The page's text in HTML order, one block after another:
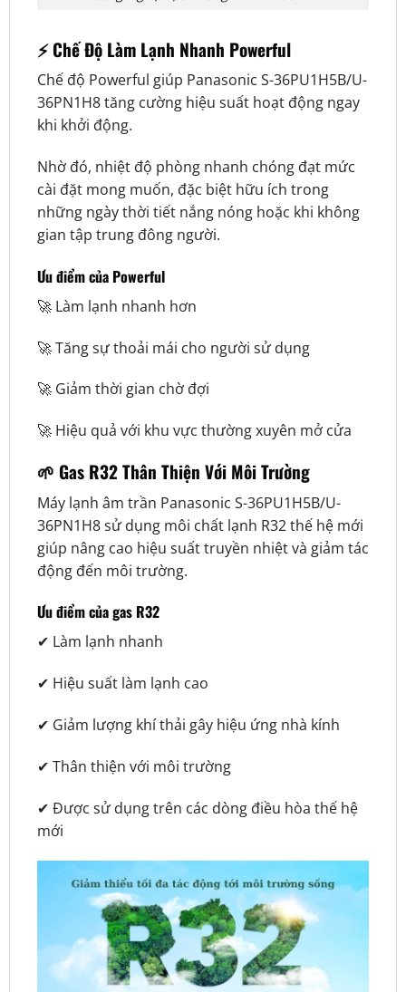
⚡ Chế Độ Làm Lạnh Nhanh Powerful
Chế độ Powerful giúp Panasonic S-36PU1H5B/U-
36PN1H8 tăng cường hiệu suất hoạt động ngay
khi khởi động.
Nhờ đó, nhiệt độ phòng nhanh chóng đạt mức
cài đặt mong muốn, đặc biệt hữu ích trong
những ngày thời tiết nắng nóng hoặc khi không
gian tập trung đông người.
Ưu điểm của Powerful
🚀 Làm lạnh nhanh hơn
🚀 Tăng sự thoải mái cho người sử dụng
🚀 Giảm thời gian chờ đợi
🚀 Hiệu quả với khu vực thường xuyên mở cửa
🌱 Gas R32 Thân Thiện Với Môi Trường
Máy lạnh âm trần Panasonic S-36PU1H5B/U-
36PN1H8 sử dụng môi chất lạnh R32 thế hệ mới
giúp nâng cao hiệu suất truyền nhiệt và giảm tác
động đến môi trường.
Ưu điểm của gas R32
✔ Làm lạnh nhanh
✔ Hiệu suất làm lạnh cao
✔ Giảm lượng khí thải gây hiệu ứng nhà kính
✔ Thân thiện với môi trường
✔ Được sử dụng trên các dòng điều hòa thế hệ
mới